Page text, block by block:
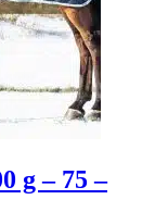
g – 75 –